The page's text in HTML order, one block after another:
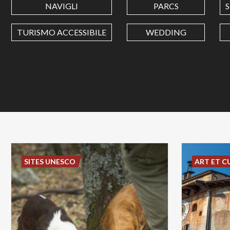
NAVIGLI PARCS
TURISMO ACCESSIBILE WEDDING
SITES UNESCO ART ET